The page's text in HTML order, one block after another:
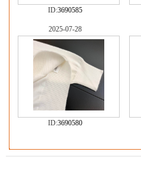
ID:3690585
2025-07-28
ID:3690580